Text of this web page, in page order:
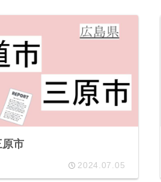
原市
2024.07.05